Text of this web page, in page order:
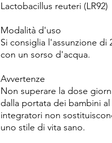
Lactobacillus reuteri (LR92)
Modalità d'uso
Si consiglia l'assunzione
con un sorso d'acqua.
Avvertenze
Non superare la dose
dalla portata dei bambini
integratori non
uno stile di vita sano.